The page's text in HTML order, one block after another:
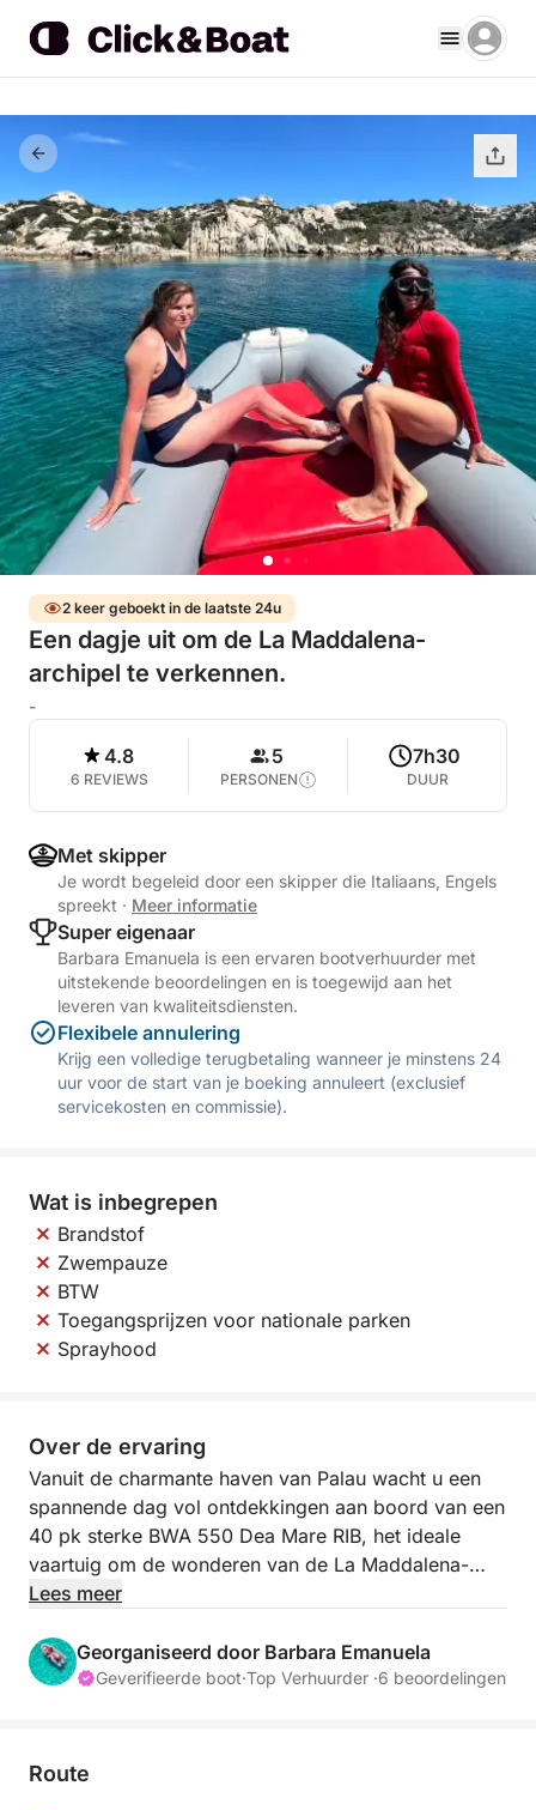
2 keer geboekt in de laatste 24u
Een dagje uit om de La Maddalena-
archipel te verkennen.
-
4.8
6 REVIEWS
5
PERSONEN
7h30
DUUR
Met skipper
Je wordt begeleid door een skipper die Italiaans, Engels
spreekt · Meer informatie
Super eigenaar
Barbara Emanuela is een ervaren bootverhuurder met
uitstekende beoordelingen en is toegewijd aan het
leveren van kwaliteitsdiensten.
Flexibele annulering
Krijg een volledige terugbetaling wanneer je minstens 24
uur voor de start van je boeking annuleert (exclusief
servicekosten en commissie).
Wat is inbegrepen
Brandstof
Zwempauze
BTW
Toegangsprijzen voor nationale parken
Sprayhood
Over de ervaring
Vanuit de charmante haven van Palau wacht u een
spannende dag vol ontdekkingen aan boord van een
40 pk sterke BWA 550 Dea Mare RIB, het ideale
vaartuig om de wonderen van de La Maddalena-
archipel in alle vrijheid te ontdekken. Deze
het navigeren langs de mooiste eilanden en baaien
en biedt een intieme en onvergetelijke ervaring.
rond de belangrijkste eilanden. Uw eerste stop zou
Lees meer
Georganiseerd door Barbara Emanuela
Geverifieerde boot·Top Verhuurder ·6 beoordelingen
Route